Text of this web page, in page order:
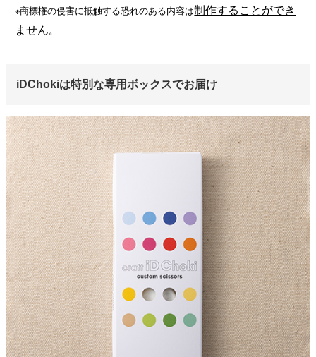
※商標権の侵害に抵触する恐れのある内容は制作することができ
ません。
iDChokiは特別な専用ボックスでお届け